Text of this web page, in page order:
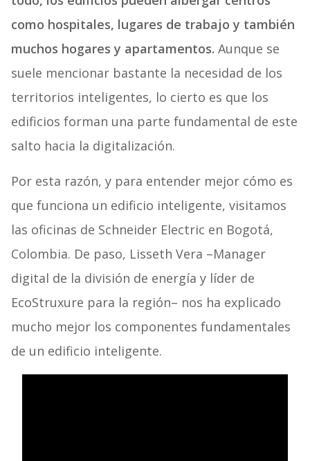
como hospitales, lugares de trabajo y también
muchos hogares y apartamentos. Aunque se
suele mencionar bastante la necesidad de los
territorios inteligentes, lo cierto es que los
edificios forman una parte fundamental de este
salto hacia la digitalización.
Por esta razón, y para entender mejor cómo es
que funciona un edificio inteligente, visitamos
las oficinas de Schneider Electric en Bogotá,
Colombia. De paso, Lisseth Vera –Manager
digital de la división de energía y líder de
EcoStruxure para la región– nos ha explicado
mucho mejor los componentes fundamentales
de un edificio inteligente.